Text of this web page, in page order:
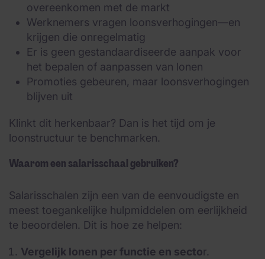
overeenkomen met de markt
Werknemers vragen loonsverhogingen—en
krijgen die onregelmatig
Er is geen gestandaardiseerde aanpak voor
het bepalen of aanpassen van lonen
Promoties gebeuren, maar loonsverhogingen
blijven uit
Klinkt dit herkenbaar? Dan is het tijd om je
loonstructuur te benchmarken.
Waarom een salarisschaal gebruiken?
Salarisschalen zijn een van de eenvoudigste en
meest toegankelijke hulpmiddelen om eerlijkheid
te beoordelen. Dit is hoe ze helpen:
Vergelijk lonen per functie en sector.